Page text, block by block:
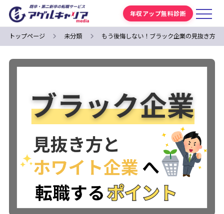
年収アップ無料診断
トップページ 未分類 もう後悔しない！ブラック企業の見抜き方